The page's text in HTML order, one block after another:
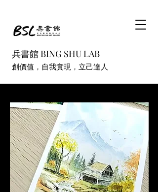
兵書館 BING SHU LAB
創價值，自我實現，立己達人